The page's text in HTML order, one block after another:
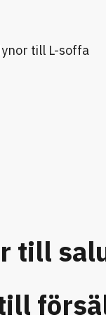
till L-soffa
till